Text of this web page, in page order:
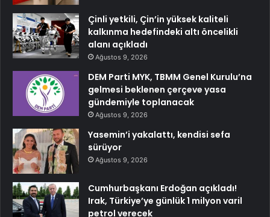
Çinli yetkili, Çin’in yüksek kaliteli
kalkınma hedefindeki altı öncelikli
alanı açıkladı
Ağustos 9, 2026
DEM Parti MYK, TBMM Genel Kurulu’na
gelmesi beklenen çerçeve yasa
gündemiyle toplanacak
Ağustos 9, 2026
Yasemin’i yakalattı, kendisi sefa
sürüyor
Ağustos 9, 2026
Cumhurbaşkanı Erdoğan açıkladı!
Irak, Türkiye’ye günlük 1 milyon varil
petrol verecek